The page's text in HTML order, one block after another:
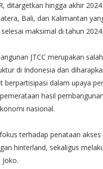
ditargetkan hingga akhir
Bali, dan Kalimantan
maksimal di tahun 2024.
JTCC merupakan
di Indonesia dan
berpartisipasi dalam upaya
hasil
nasional.
terhadap penataan
hinterland, sekaligus